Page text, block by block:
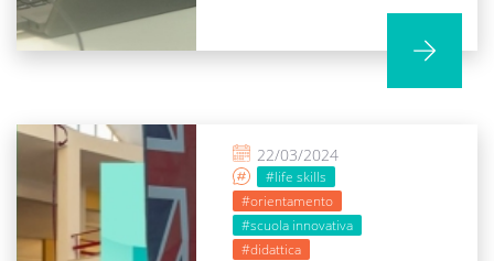
22/03/2024
#life skills
#orientamento
#scuola innovativa
#didattica